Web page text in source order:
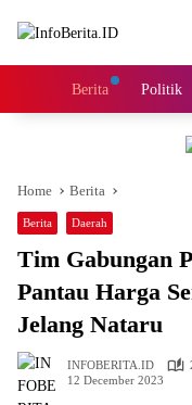
HomeBerita Politik
Home Berita
Berita Daerah
Tim Gabungan
Pantau Harga
Jelang Nataru
INFOBERITA.ID
12 December 2023